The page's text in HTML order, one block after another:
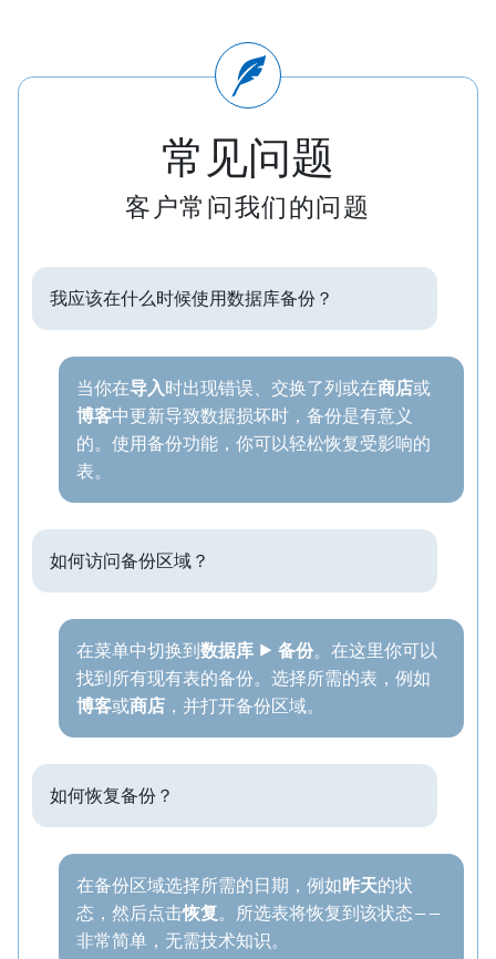
常见问题
客户常问我们的问题
我应该在什么时候使用数据库备份？
当你在导入时出现错误、交换了列或在商店或
博客中更新导致数据损坏时，备份是有意义
的。使用备份功能，你可以轻松恢复受影响的
表。
如何访问备份区域？
在菜单中切换到数据库 ⯈ 备份。在这里你可以
找到所有现有表的备份。选择所需的表，例如
博客或商店 ，并打开备份区域。
如何恢复备份？
在备份区域选择所需的日期，例如昨天的状
态，然后点击恢复。所选表将恢复到该状态——
非常简单，无需技术知识。